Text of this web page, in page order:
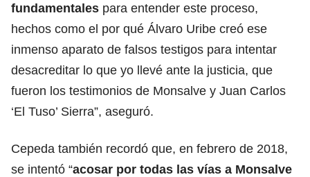
fundamentales para entender este proceso,
hechos como el por qué Álvaro Uribe creó ese
inmenso aparato de falsos testigos para intentar
desacreditar lo que yo llevé ante la justicia, que
fueron los testimonios de Monsalve y Juan Carlos
‘El Tuso’ Sierra”, aseguró.
Cepeda también recordó que, en febrero de 2018,
se intentó “acosar por todas las vías a Monsalve